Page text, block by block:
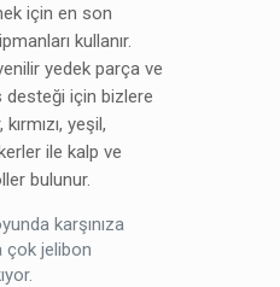
için en son
kullanır.
yedek parça ve
desteği için bizlere
yeşil,
ile kalp ve
bulunur.
karşınıza
çok jelibon